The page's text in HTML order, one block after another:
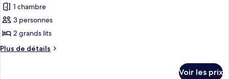
pour
ce
type
chambre :
1 chambre
3 personnes
2 grands lits
Plus de détails
Plus
Voir les prix